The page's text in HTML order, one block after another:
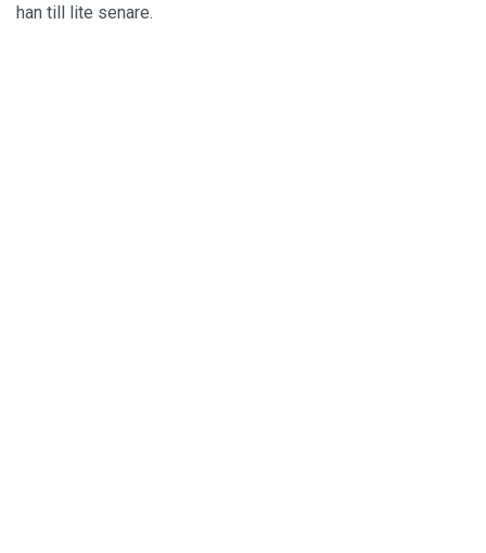
han till lite senare.